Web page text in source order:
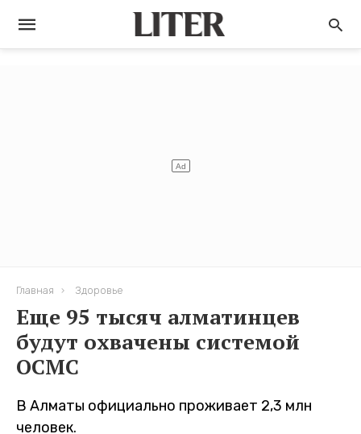
Главная Здоровье
Ещe 95 тысяч алматинцев
будут охвачены системой
ОСМС
В Алматы официально проживает 2,3 млн
человек.